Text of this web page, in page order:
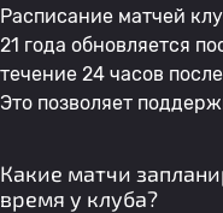
Расписание матчей
21 года обновляется
течение 24 часов
Это позволяет
Какие матчи
время у клуба?